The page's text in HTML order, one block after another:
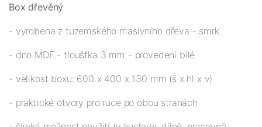
Box dřevěný
- vyrobena z tuzemského masivního dřeva - smrk
- dno MDF - tloušťka 3 mm - provedení bílé
- velikost boxu: 600 x 400 x 130 mm (š x hl x v)
- praktické otvory pro ruce po obou stranách